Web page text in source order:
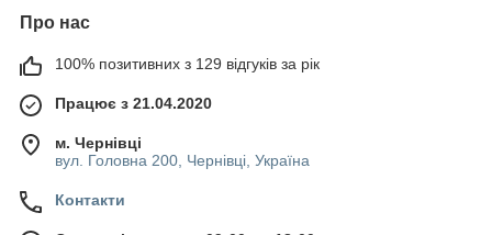
Про нас
100% позитивних з 129 відгуків за рік
Працює з 21.04.2020
м. Чернівці
вул. Головна 200, Чернівці, Україна
Контакти